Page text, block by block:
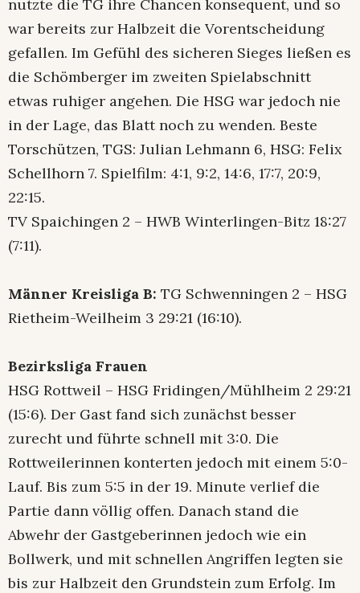
nutzte die TG ihre Chancen konsequent, und so
war bereits zur Halbzeit die Vorentscheidung
gefallen. Im Gefühl des sicheren Sieges ließen es
die Schömberger im zweiten Spielabschnitt
etwas ruhiger angehen. Die HSG war jedoch nie
in der Lage, das Blatt noch zu wenden. Beste
Torschützen, TGS: Julian Lehmann 6, HSG: Felix
Schellhorn 7. Spielfilm: 4:1, 9:2, 14:6, 17:7, 20:9,
22:15.
TV Spaichingen 2 – HWB Winterlingen-Bitz 18:27
(7:11).
Männer Kreisliga B: TG Schwenningen 2 – HSG
Rietheim-Weilheim 3 29:21 (16:10).
Bezirksliga Frauen
HSG Rottweil – HSG Fridingen/Mühlheim 2 29:21
(15:6). Der Gast fand sich zunächst besser
zurecht und führte schnell mit 3:0. Die
Rottweilerinnen konterten jedoch mit einem 5:0-
Lauf. Bis zum 5:5 in der 19. Minute verlief die
Partie dann völlig offen. Danach stand die
Abwehr der Gastgeberinnen jedoch wie ein
Bollwerk, und mit schnellen Angriffen legten sie
bis zur Halbzeit den Grundstein zum Erfolg. Im